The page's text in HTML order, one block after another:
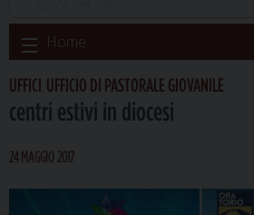
Skip
to
content
Home
UFFICI UFFICIO DI PASTORALE GIOVANILE
centri estivi in diocesi
24 MAGGIO 2017